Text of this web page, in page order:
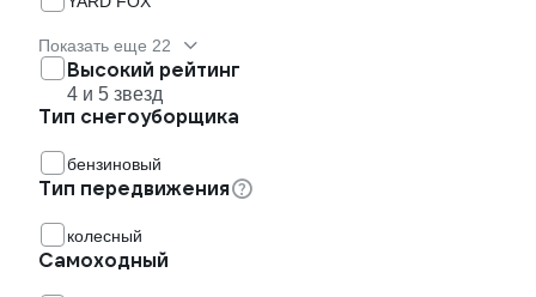
Показать еще 22
Высокий рейтинг
4 и 5 звезд
Тип снегоуборщика
бензиновый
Тип передвижения
колесный
Самоходный